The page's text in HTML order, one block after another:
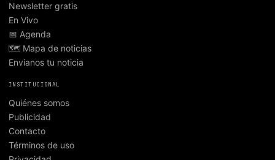
Newsletter gratis
En Vivo
📅 Agenda
🗺️ Mapa de noticias
Envianos tu noticia
INSTITUCIONAL
Quiénes somos
Publicidad
Contacto
Términos de uso